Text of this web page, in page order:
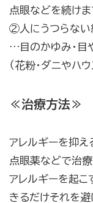
点眼などを続けま
②人にうつらな
…目のかゆみ・目
（花粉・ダニやハ
≪治療方法≫
アレルギーを抑え
点眼薬などで治療
アレルギーを起
きるだけそれを避